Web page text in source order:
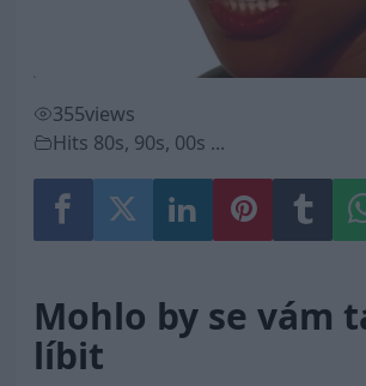
Video
355views
Hits 80s, 90s, 00s ...
Mohlo by se vám
líbit